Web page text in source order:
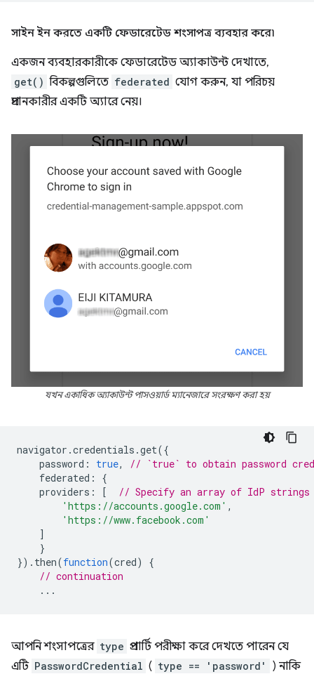
সাইন ইন করতে একটি ফেডারেটেড শংসাপত্র ব্যবহার করে৷
একজন ব্যবহারকারীকে ফেডারেটেড অ্যাকাউন্ট দেখাতে,
get() বিকল্পগুলিতে federated যোগ করুন, যা পরিচয়
প্রদানকারীর একটি অ্যারে নেয়।
যখন একাধিক অ্যাকাউন্ট পাসওয়ার্ড ম্যানেজারে সংরক্ষণ করা হয়
navigator .credentials .get({
password : true,
// `true` to obtain password
federated :
{
providers : [
// Specify an array of IdP strings
'https://accounts.google.com' ,
'https://www.facebook.com'
]
}
}). then(function(cred)
{
// continuation
...
আপনি শংসাপত্রের type প্রপার্টি পরীক্ষা করে দেখতে পারেন যে
এটি PasswordCredential ( type == 'password' ) নাকি